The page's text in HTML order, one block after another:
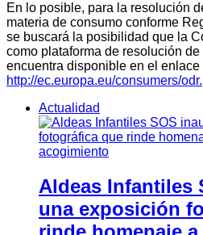
En lo posible, para la resolución
materia de consumo conforme
se buscará la posibilidad que la
como plataforma de resolución
encuentra disponible en el enlace
http://ec.europa.eu/consumers/odr.
Actualidad
Aldeas Infantiles
una exposición